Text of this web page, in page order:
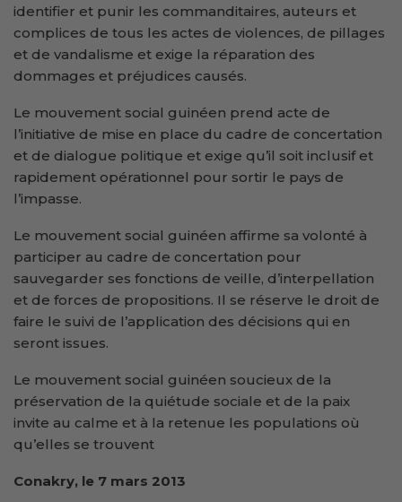
identifier et punir les commanditaires, auteurs et
complices de tous les actes de violences, de pillages
et de vandalisme et exige la réparation des
dommages et préjudices causés.
Le mouvement social guinéen prend acte de
l’initiative de mise en place du cadre de concertation
et de dialogue politique et exige qu’il soit inclusif et
rapidement opérationnel pour sortir le pays de
l’impasse.
Le mouvement social guinéen affirme sa volonté à
participer au cadre de concertation pour
sauvegarder ses fonctions de veille, d’interpellation
et de forces de propositions. Il se réserve le droit de
faire le suivi de l’application des décisions qui en
seront issues.
Le mouvement social guinéen soucieux de la
préservation de la quiétude sociale et de la paix
invite au calme et à la retenue les populations où
qu’elles se trouvent
Conakry, le 7 mars 2013